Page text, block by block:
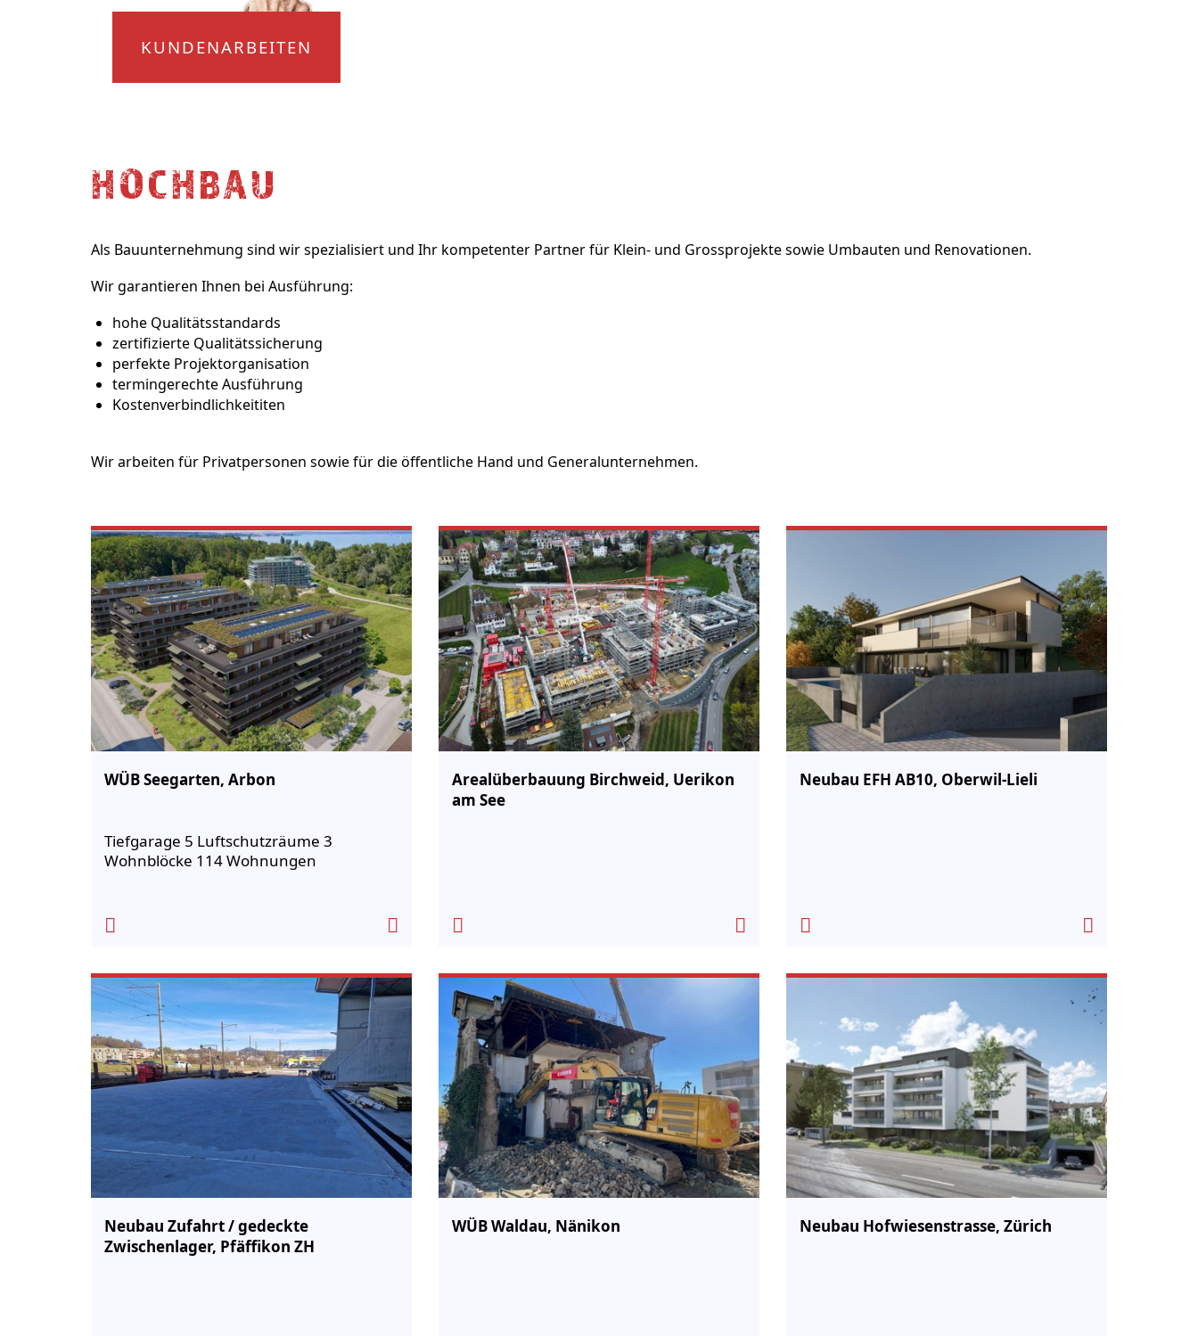
KUNDENARBEITEN
HOCHBAU
Als Bauunternehmung sind wir spezialisiert und Ihr kompetenter Partner für Klein- und Grossprojektesowie Umbauten und Renovationen.
Wir garantieren Ihnen bei Ausführung:
hohe Qualitätsstandards
zertifizierte Qualitätssicherung
perfekte Projektorganisation
termingerechte Ausführung
Kostenverbindlichkeititen
Wir arbeiten für Privatpersonen sowie für die öffentliche Hand und Generalunternehmen.
WÜB Seegarten, Arbon
Tiefgarage 5 Luftschutzräume 3
Wohnblöcke 114 Wohnungen
Arealüberbauung Birchweid, Uerikon
am See
Neubau EFH AB10, Oberwil-Lieli
Neubau Zufahrt / gedeckte
Zwischenlager, Pfäffikon ZH
WÜB Waldau, Nänikon Neubau Hofwiesenstrasse, Zürich